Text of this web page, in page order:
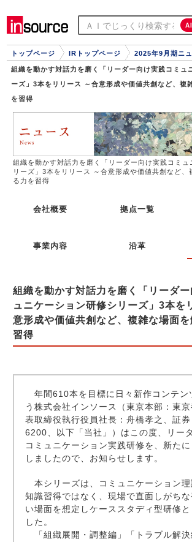
AI
トップページ IRトップページ 2025年9月期ニ
組織を動かす対話力を磨く「リーダー向け実践コミュ
ーズ」3本をリリース ～合意形成や価値共創など、複
を習得
組織を動かす対話力を磨く「リーダー向け実践コミュ
リーズ」3本をリリース ～合意形成や価値共創など、
る力を習得
会社概要 拠点一覧
事業内容 沿革
組織を動かす対話力を磨く「リーダー
ュニケーション研修シリーズ」3本を
意形成や価値共創など、複雑な場面
習得
年間610本を目標に日々新作コンテン
う株式会社インソース（東京本部：東
表取締役執行役員社長：舟橋孝之、証券
6200、以下「当社」）はこの度、リー
コミュニケーション実践研修を、新た
しましたので、お知らせします。
本シリーズは、コミュニケーション理
知識習得ではなく、現場で直面しがち
い場面を想定しケーススタディ型研修と
した。
「組織展開・調整編」「トラブル解決